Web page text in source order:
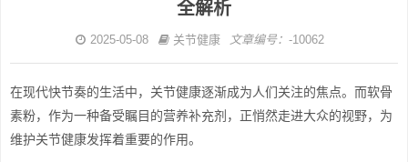
全解析
2025-05-08 关节健康 文章编号： -10062
在现代快节奏的生活中，关节健康逐渐成为人们关注的焦点。而软骨
素粉，作为一种备受瞩目的营养补充剂，正悄然走进大众的视野，为
维护关节健康发挥着重要的作用。